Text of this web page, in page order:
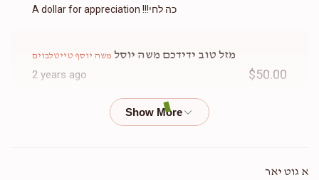
A dollar for appreciation !!!כה לחי
מזל טוב ידידכם משה יוסל משה יוסף טייטלבוים
2 years ago $50.00
יענקי פייערשטיין
א גוט יאר